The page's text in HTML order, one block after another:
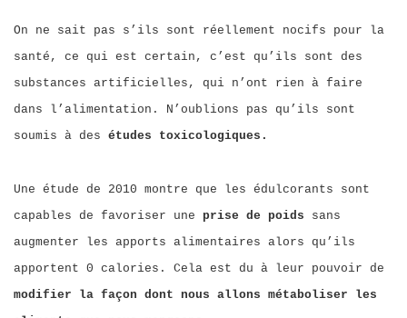
On ne sait pas s’ils sont réellement nocifs pour la
santé, ce qui est certain, c’est qu’ils sont des
substances artificielles, qui n’ont rien à faire
dans l’alimentation. N’oublions pas qu’ils sont
soumis à des études toxicologiques.
Une étude de 2010 montre que les édulcorants sont
capables de favoriser une prise de poids sans
augmenter les apports alimentaires alors qu’ils
apportent 0 calories. Cela est du à leur pouvoir de
modifier la façon dont nous allons métaboliser les